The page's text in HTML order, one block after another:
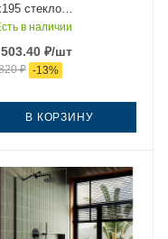
стекло
профиль
в наличии
₽/шт
₽ -13%
В КОРЗИНУ